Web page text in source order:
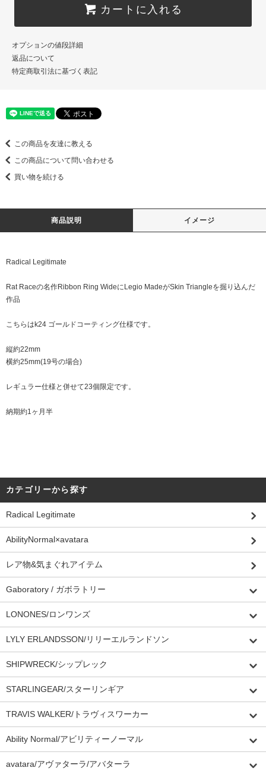
カートに入れる
オプションの値段詳細
返品について
特定商取引法に基づく表記
この商品を友達に教える
この商品について問い合わせる
買い物を続ける
商品説明 イメージ
Radical Legitimate
Rat Raceの名作Ribbon Ring WideにLegio MadeがSkin Triangleを掘り込んだ
作品
こちらはk24 ゴールドコーティング仕様です。
縦約22mm
横約25mm(19号の場合)
レギュラー仕様と併せて23個限定です。
納期約1ヶ月半
カテゴリーから探す
Radical Legitimate
AbilityNormal×avatara
レア物&気まぐれアイテム
Gaboratory / ガボラトリー
LONONES/ロンワンズ
LYLY ERLANDSSON/リリーエルランドソン
SHIPWRECK/シップレック
STARLINGEAR/スターリンギア
TRAVIS WALKER/トラヴィスワーカー
Ability Normal/アビリティーノーマル
avatara/アヴァターラ/アバターラ